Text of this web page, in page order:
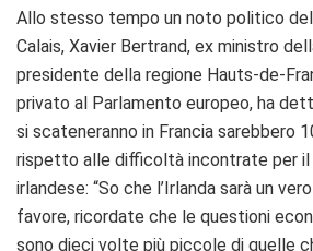
Allo stesso tempo un noto politico
Calais, Xavier Bertrand, ex ministro
presidente della regione Hauts-de-
privato al Parlamento europeo, ha
si scateneranno in Francia sarebbero
rispetto alle difficoltà incontrate per il
irlandese: “So che l’Irlanda sarà un
favore, ricordate che le questioni
sono dieci volte più piccole di quelle